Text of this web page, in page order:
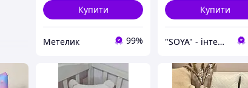
Купити
Метелик 99%
Купити
"SOYA" - інтернет-магазин